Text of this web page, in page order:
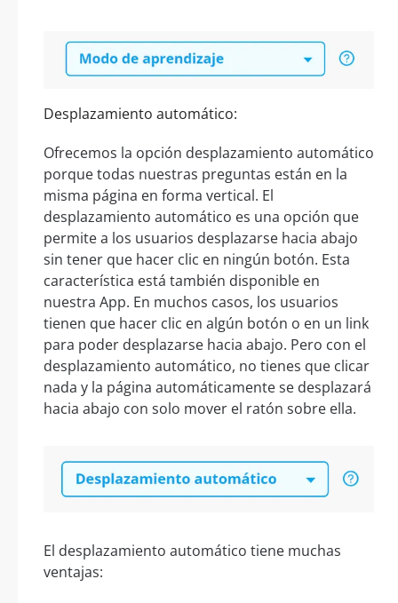
Desplazamiento automático:
Ofrecemos la opción desplazamiento automático
porque todas nuestras preguntas están en la
misma página en forma vertical. El
desplazamiento automático es una opción que
permite a los usuarios desplazarse hacia abajo
sin tener que hacer clic en ningún botón. Esta
característica está también disponible en
nuestra App. En muchos casos, los usuarios
tienen que hacer clic en algún botón o en un link
para poder desplazarse hacia abajo. Pero con el
desplazamiento automático, no tienes que clicar
nada y la página automáticamente se desplazará
hacia abajo con solo mover el ratón sobre ella.
El desplazamiento automático tiene muchas
ventajas: